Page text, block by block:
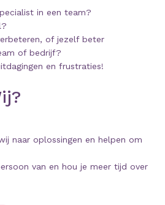
in een team?
of jezelf beter
of bedrijf?
en frustraties!
naar oplossingen en helpen om
van en hou je meer tijd over